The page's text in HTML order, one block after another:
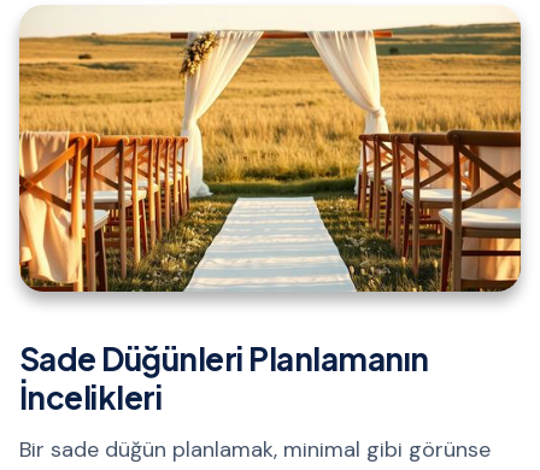
Sade Düğünleri Planlamanın
İncelikleri
Bir sade düğün planlamak, minimal gibi görünse